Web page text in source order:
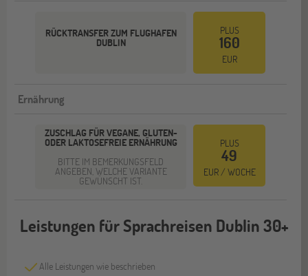
RÜCKTRANSFER ZUM FLUGHAFEN
DUBLIN
PLUS
160
EUR
Ernährung
ZUSCHLAG FÜR VEGANE, GLUTEN-
ODER LAKTOSEFREIE ERNÄHRUNG
BITTE IM BEMERKUNGSFELD
ANGEBEN, WELCHE VARIANTE
GEWÜNSCHT IST.
PLUS
49
EUR / WOCHE
Leistungen für Sprachreisen Dublin 30+
Alle Leistungen wie beschrieben